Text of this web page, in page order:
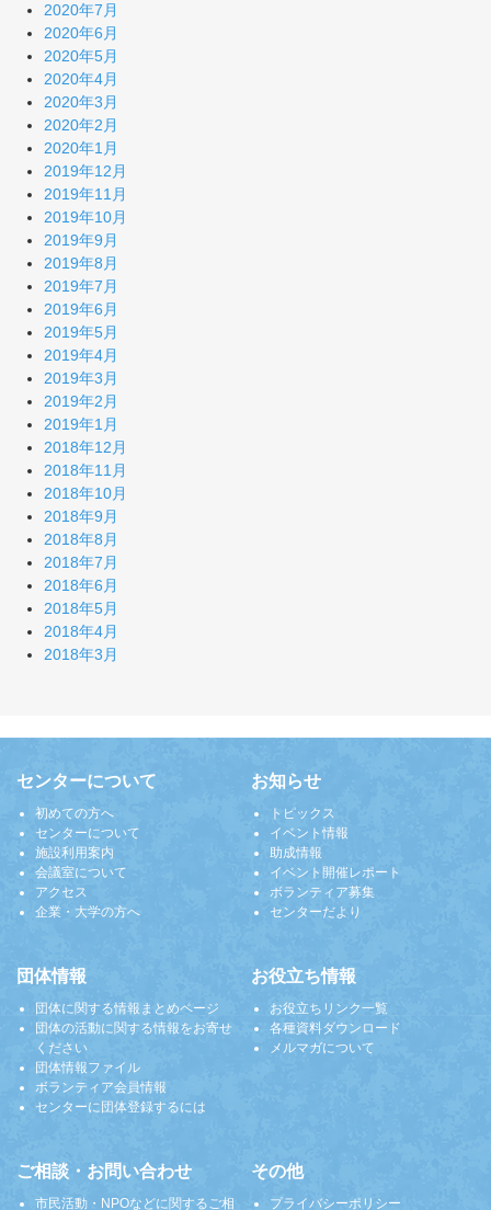
2020年7月
2020年6月
2020年5月
2020年4月
2020年3月
2020年2月
2020年1月
2019年12月
2019年11月
2019年10月
2019年9月
2019年8月
2019年7月
2019年6月
2019年5月
2019年4月
2019年3月
2019年2月
2019年1月
2018年12月
2018年11月
2018年10月
2018年9月
2018年8月
2018年7月
2018年6月
2018年5月
2018年4月
2018年3月
センターについて
初めての方へ
センターについて
施設利用案内
会議室について
アクセス
企業・大学の方へ
お知らせ
トピックス
イベント情報
助成情報
イベント開催レポート
ボランティア募集
センターだより
団体情報
団体に関する情報まとめページ
団体の活動に関する情報をお寄せ
ください
団体情報ファイル
ボランティア会員情報
センターに団体登録するには
お役立ち情報
お役立ちリンク一覧
各種資料ダウンロード
メルマガについて
ご相談・お問い合わせ
市民活動・NPOなどに関するご相
その他
プライバシーポリシー